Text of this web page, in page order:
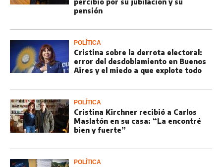
percibió por su jubilación y su
pensión
POLÍTICA
Cristina sobre la derrota electoral:
error del desdoblamiento en Buenos
Aires y el miedo a que explote todo
POLÍTICA
Cristina Kirchner recibió a Carlos
Maslatón en su casa: “La encontré
bien y fuerte”
POLÍTICA